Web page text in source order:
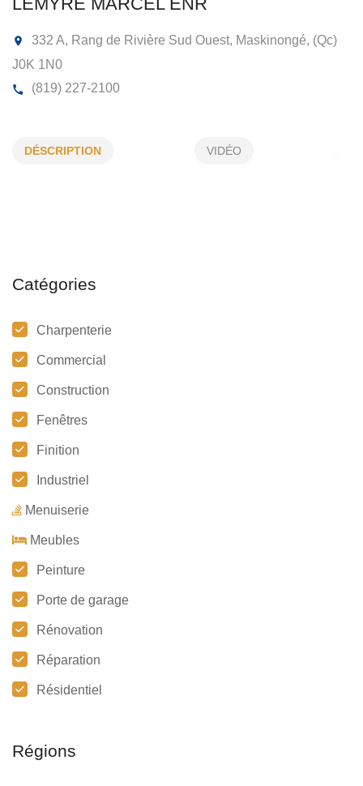
DÉSCRIPTION VIDÉO
Catégories
Charpenterie
Commercial
Construction
Fenêtres
Finition
Industriel
Menuiserie
Meubles
Peinture
Porte de garage
Rénovation
Réparation
Résidentiel
Régions